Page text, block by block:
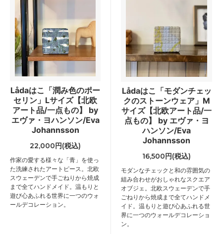
Lådaはこ「潤み色のポー
セリン」Lサイズ【北欧
アート品/一点もの】 by
エヴァ・ヨハンソン/Eva
Johannsson
22,000円(税込)
作家の愛する様々な「青」を使っ
た洗練されたアートピース。北欧
スウェーデンで手ごねりから焼成
まで全てハンドメイド。温もりと
遊び心あふれる世界に一つのウォ
ールデコレーション。
Lådaはこ「モダンチェッ
クのストーンウェア」M
サイズ【北欧アート品/一
点もの】 by エヴァ・ヨ
ハンソン/Eva
Johannsson
16,500円(税込)
モダンなチェックと和の雰囲気の
組み合わせがおしゃれなスクエア
オブジェ。北欧スウェーデンで手
ごねりから焼成まで全てハンドメ
イド。温もりと遊び心あふれる世
界に一つのウォールデコレーショ
ン。